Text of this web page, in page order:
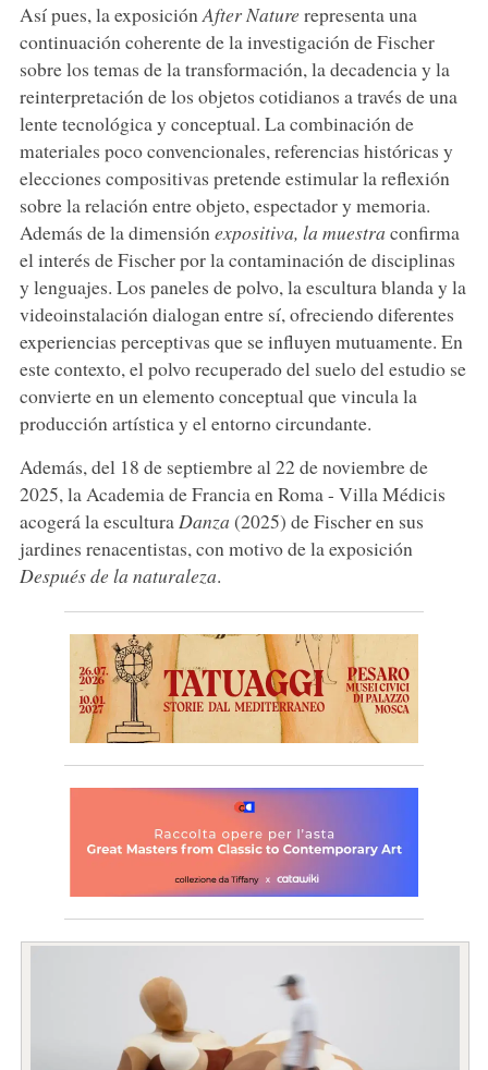
Así pues, la exposiciónAfter Naturerepresenta una
continuación coherente de la investigación de Fischer
sobre los temas de la transformación, la decadencia y la
reinterpretación de los objetos cotidianos a través de una
lente tecnológica y conceptual. La combinación de
materiales poco convencionales, referencias históricas y
elecciones compositivas pretende estimular la reflexión
sobre la relación entre objeto, espectador y memoria.
Además de la dimensiónexpositiva, la muestra confirma
el interés de Fischer por la contaminación de disciplinas
y lenguajes. Los paneles de polvo, la escultura blanda y la
videoinstalación dialogan entre sí, ofreciendo diferentes
experiencias perceptivas que se influyen mutuamente. En
este contexto, el polvo recuperado del suelo del estudio se
convierte en un elemento conceptual que vincula la
producción artística y el entorno circundante.
Además, del 18 de septiembre al 22 de noviembre de
2025, la Academia de Francia en Roma - Villa Médicis
acogerá la esculturaDanza (2025) de Fischer en sus
jardines renacentistas, con motivo de la exposición
Después de la naturaleza.